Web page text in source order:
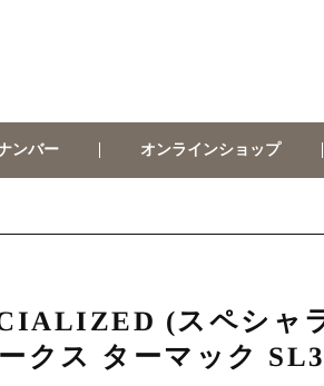
ンバー オンラインショップ
(スペシャ
クス ターマック